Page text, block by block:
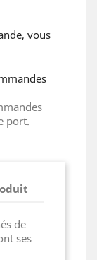
vous
port.
de
ses